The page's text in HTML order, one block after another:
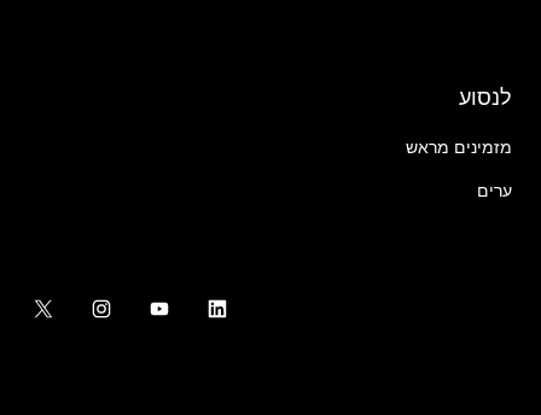
לנסוע
מזמינים מראש
ערים